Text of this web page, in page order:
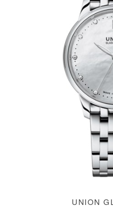
UNION